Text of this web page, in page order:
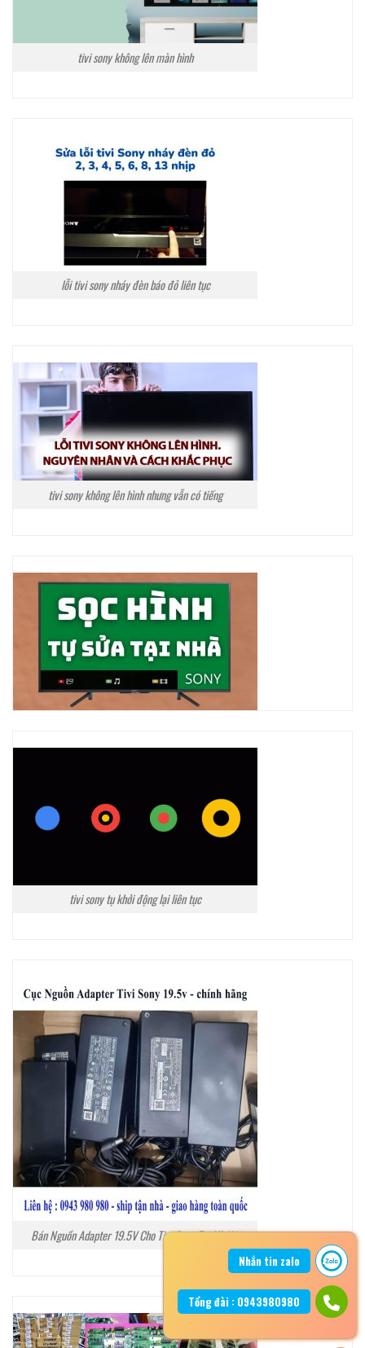
tivi sony không lên màn hình
lỗi tivi sony nháy đèn báo đỏ liên tục
tivi sony không lên hình nhưng vẫn có tiếng
tivi sony tụ khởi động lại liên tục
Bán Nguồn Adapter 19.5V Cho Tivi Sony Tại Hà Nội
Nhắn tin zalo
Tổng đài : 0943980980